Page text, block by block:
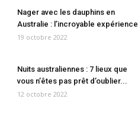
Nager avec les dauphins en
Australie : l’incroyable expérience
19 octobre 2022
Nuits australiennes : 7 lieux que
vous n’êtes pas prêt d’oublier...
12 octobre 2022